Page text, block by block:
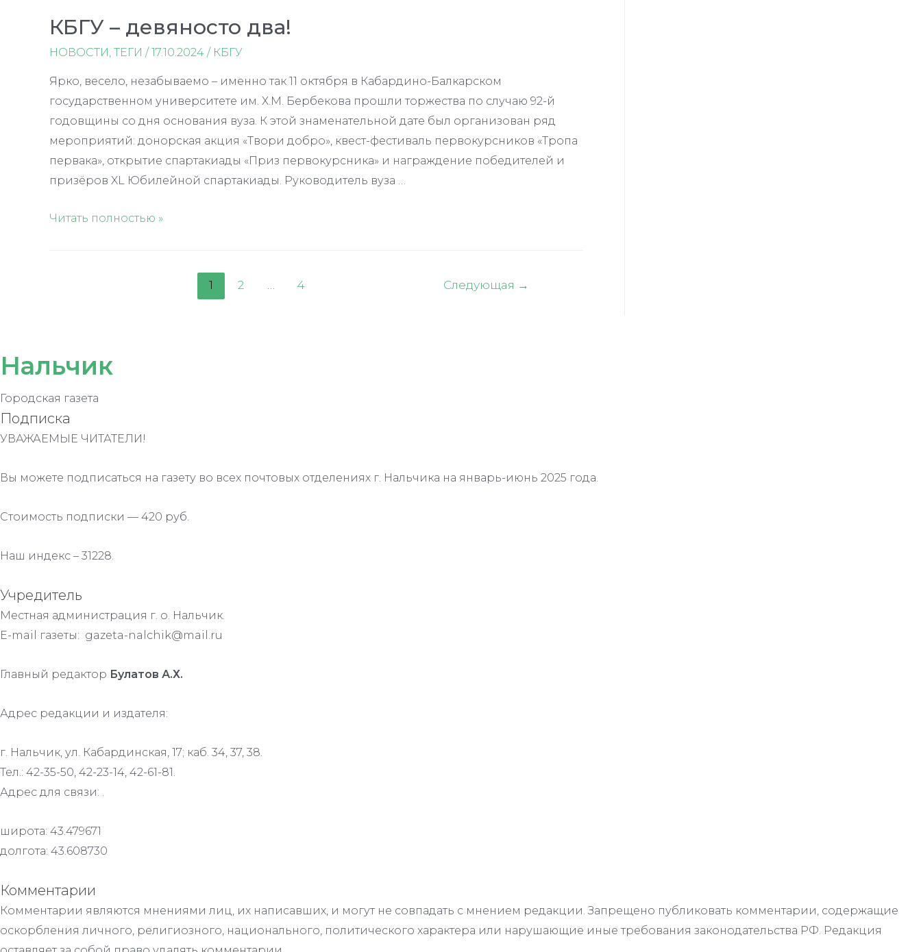
первых»
КБГУ – девяносто два!
НОВОСТИ, ТЕГИ /17.10.2024 / КБГУ
Ярко, весело, незабываемо – именно так 11 октября в Кабардино-Балкарском
государственном университете им. Х.М. Бербекова прошли торжества по случаю 92-й
годовщины со дня основания вуза. К этой знаменательной дате был организован ряд
мероприятий: донорская акция «Твори добро», квест-фестиваль первокурсников «Тропа
первака», открытие спартакиады «Приз первокурсника» и награждение победителей и
призёров XL Юбилейной спартакиады. Руководитель вуза …
КБГУ
Читать полностью »
1 2 4 Следующая →
Нальчик
Городская газета
Подписка
УВАЖАЕМЫЕ ЧИТАТЕЛИ!
Вы можете подписаться на газету во всех почтовых отделениях г. Нальчика на январь-июнь 2025 года.
Стоимость подписки — 420 руб.
Наш индекс – 31228.
Учредитель
Местная администрация г. о. Нальчик.
E-mail газеты: gazeta-nalchik@mail.ru
Главный редактор Булатов А.Х.
Адрес редакции и издателя:
г. Нальчик, ул. Кабардинская, 17; каб. 34, 37, 38.
Тел.: 42-35-50, 42-23-14, 42-61-81.
Адрес для связи: .
широта: 43.479671
долгота: 43.608730
Комментарии
Комментарии являются мнениями лиц, их написавших, и могут не совпадать с мнением редакции. Запрещено публиковать комментарии, содержащие
оскорбления личного, религиозного, национального, политического характера или нарушающие иные требования законодательства РФ. Редакция